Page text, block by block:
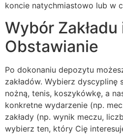
koncie natychmiastowo lub w
Wybór Zakładu
Obstawianie
Po dokonaniu depozytu
zakładów. Wybierz dyscyplinę
nożną, tenis, koszykówkę, a
konkretne wydarzenie (np.
zakłady (np. wynik meczu,
wybierz ten, który Cię